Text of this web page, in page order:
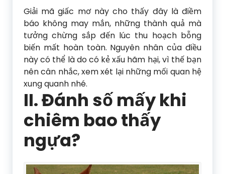
Giải mã giấc mơ này cho thấy đây là điềm
báo không may mắn, những thành quả mà
tưởng chừng sắp đến lúc thu hoạch bỗng
biến mất hoàn toàn. Nguyên nhân của điều
này có thể là do có kẻ xấu hãm hại, vì thế bạn
nên cân nhắc, xem xét lại những mối quan hệ
xung quanh nhé.
II. Đánh số mấy khi
chiêm bao thấy
ngựa?